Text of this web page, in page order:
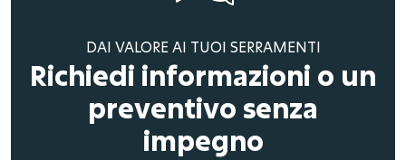
DAI VALORE AI TUOI SERRAMENTI
Richiedi informazioni o un
preventivo senza
impegno